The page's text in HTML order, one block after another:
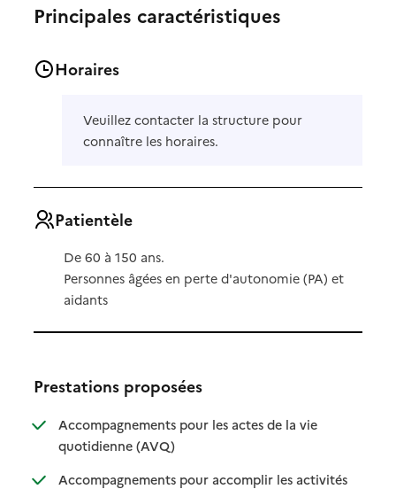
Principales caractéristiques
Horaires
Veuillez contacter la structure pour
connaître les horaires.
Patientèle
De 60 à 150 ans.
Personnes âgées en perte d'autonomie (PA) et
aidants
Prestations proposées
Accompagnements pour les actes de la vie
quotidienne (AVQ): disponible
: non disponible
Accompagnements pour accomplir les activités